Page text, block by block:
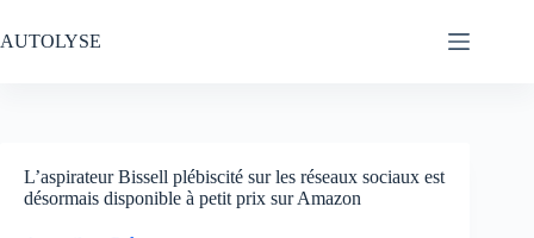
au
contenu
AUTOLYSE
L’aspirateur Bissell plébiscité sur les réseaux sociaux est
désormais disponible à petit prix sur Amazon